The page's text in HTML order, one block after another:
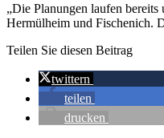
„Die Planungen laufen
Hermülheim und Fischenich.
Teilen Sie diesen Beitrag
twittern
teilen
drucken